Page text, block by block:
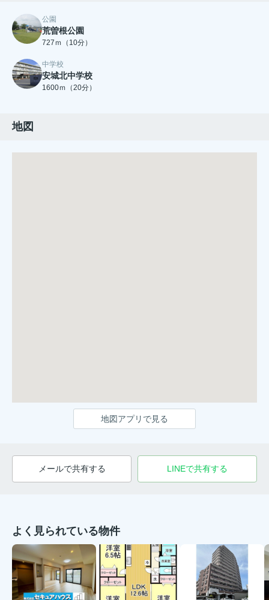
公園
荒曽根公園
727ｍ（10分）
中学校
安城北中学校
1600ｍ（20分）
地図
地図アプリで見る
メールで共有する LINEで共有する
よく見られている物件